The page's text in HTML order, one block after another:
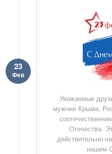
23
Фев
Уважаемые
мужчин Крыма,
Отечества.
действительно
нашем